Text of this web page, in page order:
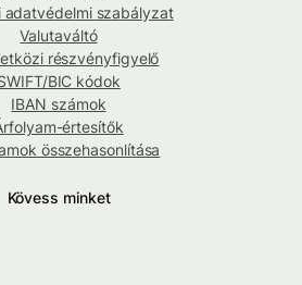
adatvédelmi szabályzat
Valutaváltó
részvényfigyelő
BIC kódok
IBAN számok
értesítők
összehasonlítása
Kövess minket